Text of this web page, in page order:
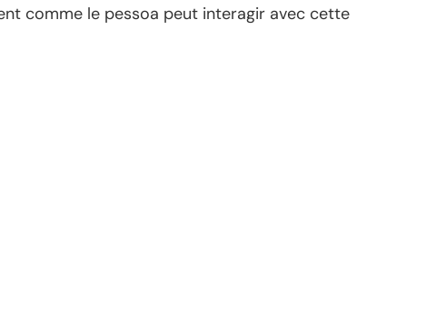
comme le pessoa peut interagir avec cette